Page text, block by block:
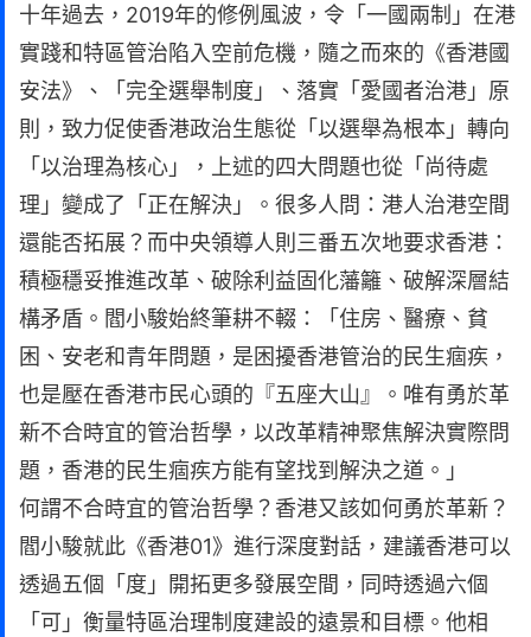
十年過去，2019年的修例風波，令「一國兩制」在港
實踐和特區管治陷入空前危機，隨之而來的《香港國
安法》、「完全選舉制度」、落實「愛國者治港」原
則，致力促使香港政治生態從「以選舉為根本」轉向
「以治理為核心」，上述的四大問題也從「尚待處
理」變成了「正在解決」。很多人問：港人治港空間
還能否拓展？而中央領導人則三番五次地要求香港：
積極穩妥推進改革、破除利益固化藩籬、破解深層結
構矛盾。閻小駿始終筆耕不輟：「住房、醫療、貧
困、安老和青年問題，是困擾香港管治的民生痼疾，
也是壓在香港市民心頭的『五座大山』。唯有勇於革
新不合時宜的管治哲學，以改革精神聚焦解決實際問
題，香港的民生痼疾方能有望找到解決之道。」
何謂不合時宜的管治哲學？香港又該如何勇於革新？
閻小駿就此《香港01》進行深度對話，建議香港可以
透過五個「度」開拓更多發展空間，同時透過六個
「可」衡量特區治理制度建設的遠景和目標。他相